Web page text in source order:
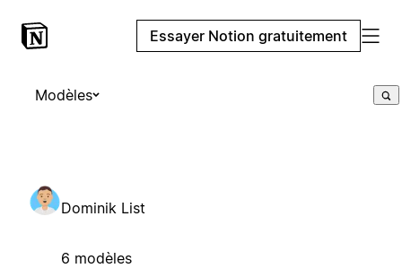
Essayer Notion gratuitement
Modèles
Dominik List
6 modèles